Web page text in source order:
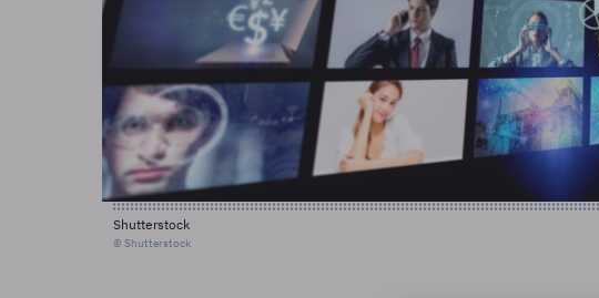
Shutterstock
© Shutterstock